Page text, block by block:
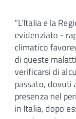
"L’Italia e la
evidenziato -
climatico
di queste
verificarsi di
passato, dovuti
presenza nel
in Italia, dopo